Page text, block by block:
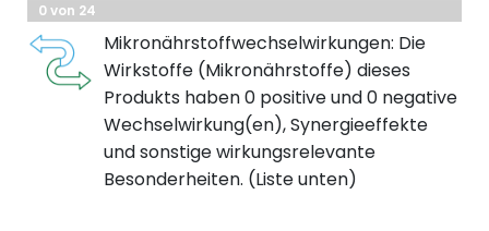
0 von 24
Mikronährstoffwechselwirkungen: Die
Wirkstoffe (Mikronährstoffe) dieses
Produkts haben 0 positive und 0 negative
Wechselwirkung(en), Synergieeffekte
und sonstige wirkungsrelevante
Besonderheiten. (Liste unten)